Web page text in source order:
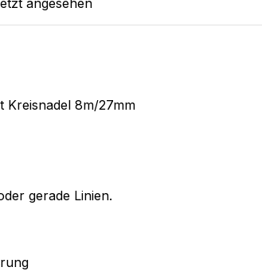
angesehen
Kreisnadel 8m/27mm
gerade Linien.